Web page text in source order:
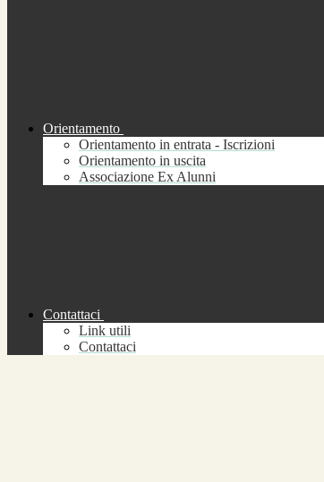
Orientamento
Orientamento in entrata - Iscrizioni
Orientamento in uscita
Associazione Ex Alunni
Contattaci
Link utili
Contattaci